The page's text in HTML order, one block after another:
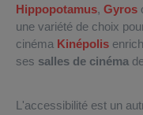
Hippopotamus, Gyros
une variété de choix
cinéma Kinépolis
ses salles de cinéma
L'accessibilité est un